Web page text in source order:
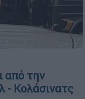
από την
- Κολάσινατς